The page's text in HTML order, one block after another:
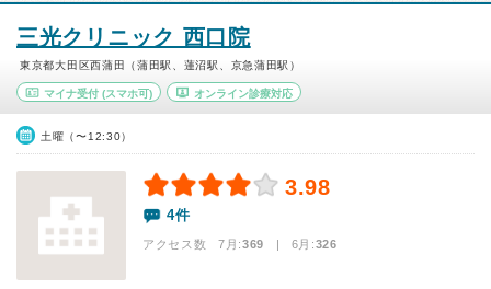
三光クリニック 西口院
東京都大田区西蒲田（蒲田駅、蓮沼駅、京急蒲田駅）
マイナ受付 (スマホ可) オンライン診療対応
土曜（〜12:30）
3.98
4件
アクセス数 7月:369 | 6月:326